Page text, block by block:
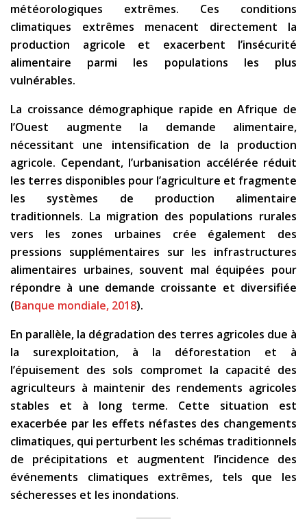
météorologiques extrêmes. Ces conditions
climatiques extrêmes menacent directement la
production agricole et exacerbent l’insécurité
alimentaire parmi les populations les plus
vulnérables.
La croissance démographique rapide en Afrique de
l’Ouest augmente la demande alimentaire,
nécessitant une intensification de la production
agricole. Cependant, l’urbanisation accélérée réduit
les terres disponibles pour l’agriculture et fragmente
les systèmes de production alimentaire
traditionnels. La migration des populations rurales
vers les zones urbaines crée également des
pressions supplémentaires sur les infrastructures
alimentaires urbaines, souvent mal équipées pour
répondre à une demande croissante et diversifiée
(Banque mondiale, 2018).
En parallèle, la dégradation des terres agricoles due à
la surexploitation, à la déforestation et à
l’épuisement des sols compromet la capacité des
agriculteurs à maintenir des rendements agricoles
stables et à long terme. Cette situation est
exacerbée par les effets néfastes des changements
climatiques, qui perturbent les schémas traditionnels
de précipitations et augmentent l’incidence des
événements climatiques extrêmes, tels que les
sécheresses et les inondations.